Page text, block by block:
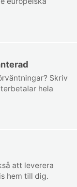
Skriv
hela
att leverera
hem till dig.